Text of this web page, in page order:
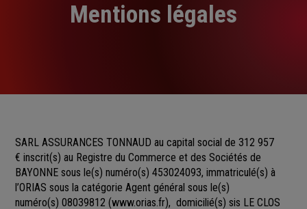
Mentions légales
SARL ASSURANCES TONNAUD au capital social de 312 957
€ inscrit(s) au Registre du Commerce et des Sociétés de
BAYONNE sous le(s) numéro(s) 453024093, immatriculé(s) à
l’ORIAS sous la catégorie Agent général sous le(s)
numéro(s) 08039812 (www.orias.fr), domicilié(s) sis LE CLOS